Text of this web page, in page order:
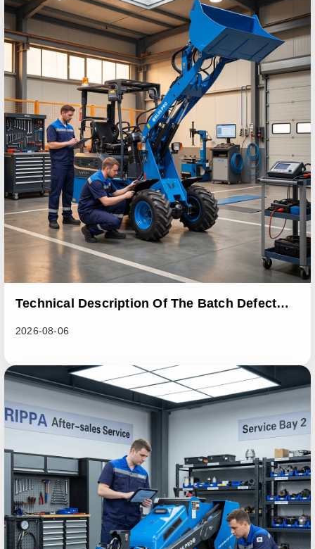
Technical Description Of The Batch Defect
2026-08-06